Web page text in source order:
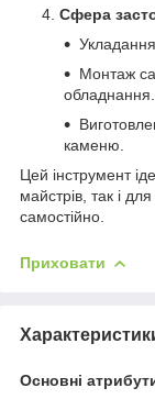
Сфера
Монтаж
обладнання.
каменю.
Цей інструмент
майстрів, так і
самостійно.
Приховати
Основні